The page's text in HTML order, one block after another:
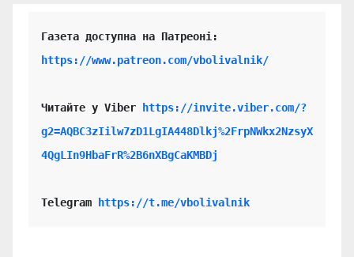
https://www.patreon.com/vbolivalnik/
Читайте у Viber
https://invite.viber.com/?
g2=AQBC3zIilw7zD1LgIA448Dlkj%2FrpNWkx2NzsyX
4QgLIn9HbaFrR%2B6nXBgCaKMBDj
Telegram https://t.me/vbolivalnik